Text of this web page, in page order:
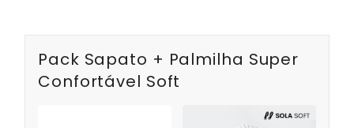
Pack Sapato + Palmilha Super
Confortável Soft